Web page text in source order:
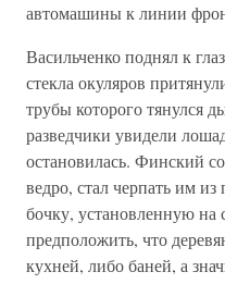
автомашины к линии
Васильченко поднял к
стекла окуляров
трубы которого тянулся
разведчики увидели
остановилась. Финский
ведро, стал черпать им
бочку, установленную на
предположить, что
кухней, либо баней, а